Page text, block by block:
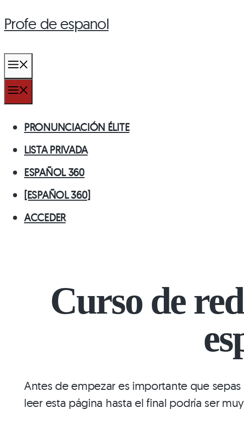
Saltar
contenido
Profe de espanol
PRONUNCIACIÓN ÉLITE
LISTA PRIVADA
ESPAÑOL 360
[ESPAÑOL 360]
ACCEDER
Curso de
Antes de empezar es importante que
leer esta página hasta el final podría ser